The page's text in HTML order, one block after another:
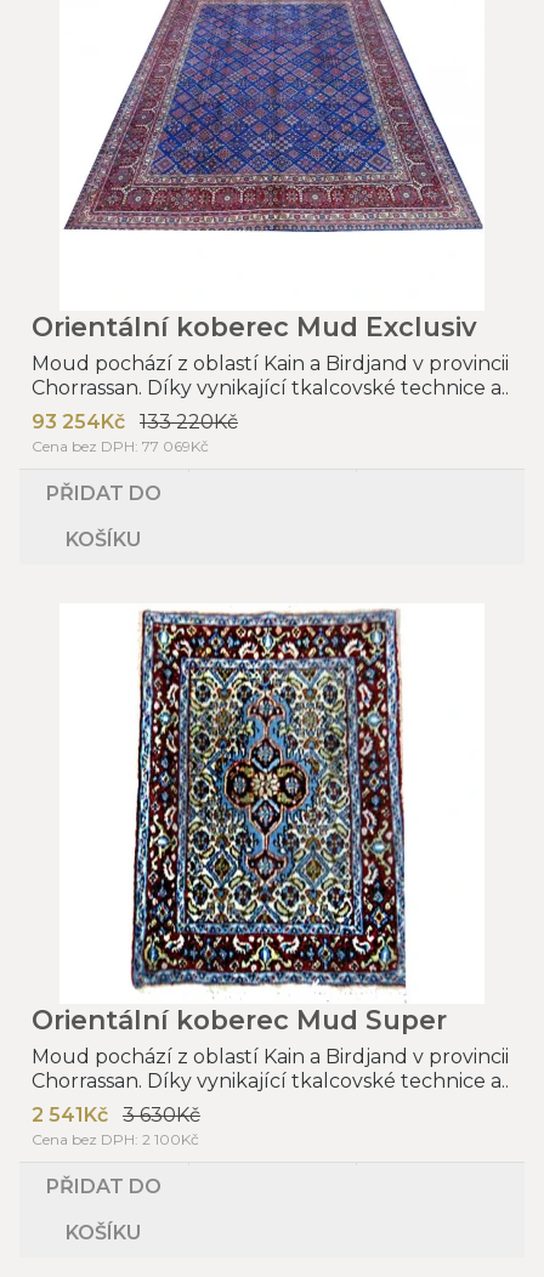
Orientální koberec Mud Exclusiv
Moud pochází z oblastí Kain a Birdjand v provincii
Chorrassan. Díky vynikající tkalcovské technice a..
93 254Kč
133 220Kč
Cena bez DPH: 77 069Kč
PŘIDAT DO
KOŠÍKU
Orientální koberec Mud Super
Moud pochází z oblastí Kain a Birdjand v provincii
Chorrassan. Díky vynikající tkalcovské technice a..
2 541Kč
3 630Kč
Cena bez DPH: 2 100Kč
PŘIDAT DO
KOŠÍKU